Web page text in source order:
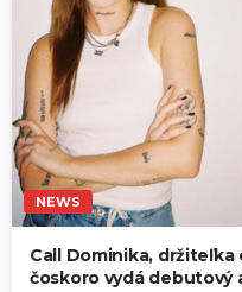
NEWS
Call Dominika, držiteľka
čoskoro vydá debutový